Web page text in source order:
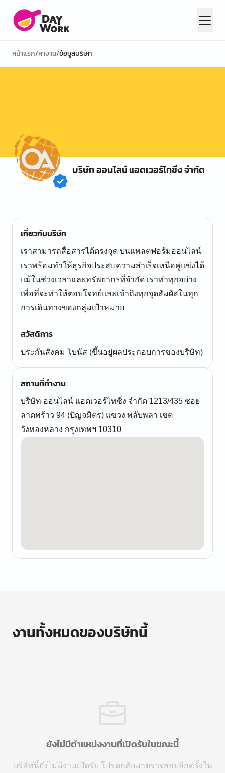
หน้าแรก/หางาน/ข้อมูลบริษัท
บริษัท ออนไลน์ แอดเวอร์ไทซิ่ง จำกัด
เกี่ยวกับบริษัท
เราสามารถสื่อสารได้ตรงจุด บนแพลตฟอร์มออนไลน์
เราพร้อมทำให้ธุรกิจประสบความสำเร็จเหนือคู่แข่งได้
แม้ในช่วงเวลาและทรัพยากรที่จำกัด เราทำทุกอย่าง
เพื่อที่จะทำให้ตอบโจทย์และเข้าถึงทุกจุดสัมผัสในทุก
การเดินทางของกลุ่มเป้าหมาย
สวัสดิการ
ประกันสังคม โบนัส (ขึ้นอยู่ผลประกอบการของบริษัท)
สถานที่ทำงาน
บริษัท ออนไลน์ แอดเวอร์ไทซิ่ง จำกัด 1213/435 ซอย
ลาดพร้าว 94 (ปัญจมิตร) แขวง พลับพลา เขต
วังทองหลาง กรุงเทพฯ 10310
งานทั้งหมดของบริษัทนี้
ยังไม่มีตำแหน่งงานที่เปิดรับในขณะนี้
บริษัทนี้ยังไม่มีงานเปิดรับ โปรดกลับมาตรวจสอบอีกครั้งใน